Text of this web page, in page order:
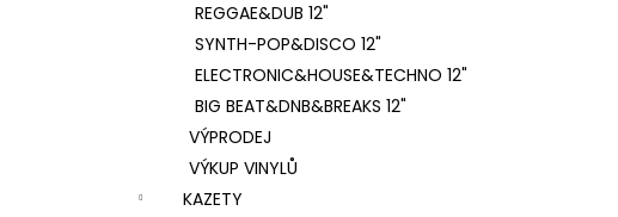
REGGAE&DUB 12"
SYNTH-POP&DISCO 12"
ELECTRONIC&HOUSE&TECHNO 12"
BIG BEAT&DNB&BREAKS 12"
VÝPRODEJ
VÝKUP VINYLŮ
KAZETY